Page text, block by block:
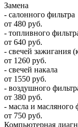
Замена
- салонного фильтра
от 480 руб.
- топливного
от 640 руб.
- свечей зажигания
от 1260 руб.
- свечей накала
от 1550 руб.
- воздушного
от 380 руб.
- масла и масляного
от 750 руб.
Компьютерная